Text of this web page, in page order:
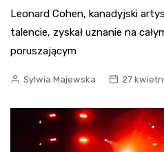
Leonard Cohen, kanadyjski
talencie, zyskał uznanie na
poruszającym
Sylwia Majewska 27